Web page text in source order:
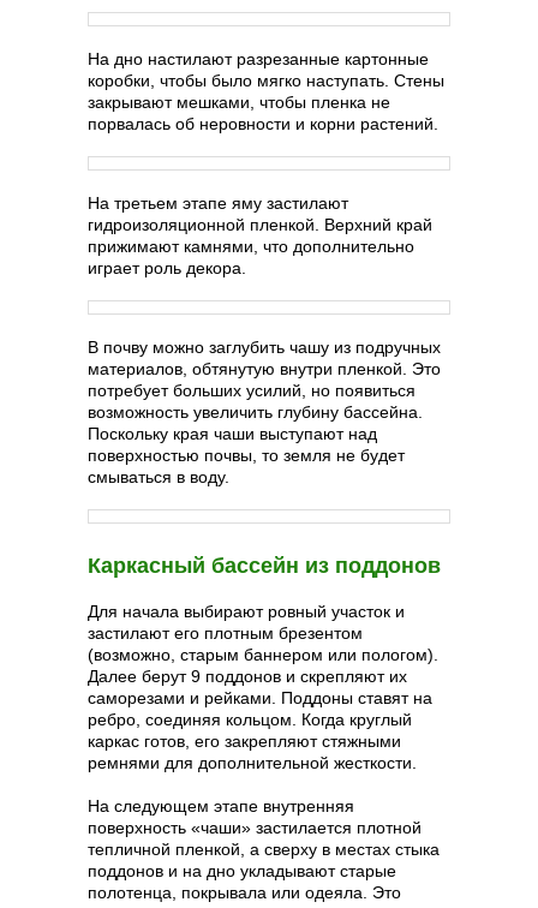
На дно настилают разрезанные картонные
коробки, чтобы было мягко наступать. Стены
закрывают мешками, чтобы пленка не
порвалась об неровности и корни растений.
На третьем этапе яму застилают
гидроизоляционной пленкой. Верхний край
прижимают камнями, что дополнительно
играет роль декора.
В почву можно заглубить чашу из подручных
материалов, обтянутую внутри пленкой. Это
потребует больших усилий, но появиться
возможность увеличить глубину бассейна.
Поскольку края чаши выступают над
поверхностью почвы, то земля не будет
смываться в воду.
Каркасный бассейн из поддонов
Для начала выбирают ровный участок и
застилают его плотным брезентом
(возможно, старым баннером или пологом).
Далее берут 9 поддонов и скрепляют их
саморезами и рейками. Поддоны ставят на
ребро, соединяя кольцом. Когда круглый
каркас готов, его закрепляют стяжными
ремнями для дополнительной жесткости.
На следующем этапе внутренняя
поверхность «чаши» застилается плотной
тепличной пленкой, а сверху в местах стыка
поддонов и на дно укладывают старые
полотенца, покрывала или одеяла. Это